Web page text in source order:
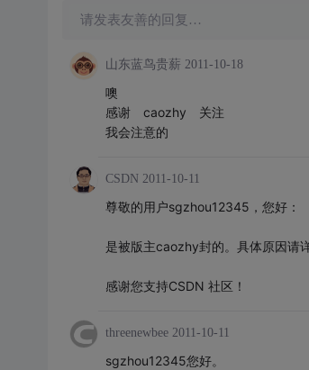
请发表友善的回复…
山东蓝鸟贵薪 2011-10-18
噢
感谢 caozhy 关注
我会注意的
CSDN 2011-10-11
尊敬的用户sgzhou12345，您好：
是被版主caozhy封的。具体原因请
感谢您支持CSDN 社区！
threenewbee 2011-10-11
sgzhou12345您好。